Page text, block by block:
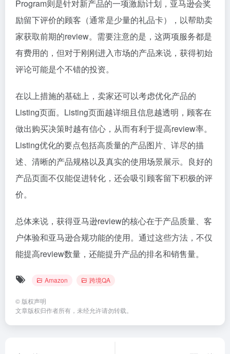
Program则是针对新产品的一项激励计划，亚马逊会奖
励留下评价的顾客（通常是少量的礼品卡），以帮助卖
家获取前期的review。需要注意的是，这两项服务都是
有费用的，但对于刚刚进入市场的产品来说，获得初始
评论可能是个不错的投资。
在以上措施的基础上，卖家还可以考虑优化产品的
Listing页面。Listing页面越详细且信息越透明，顾客在
做出购买决策时越有信心，从而有利于提高review率。
Listing优化的要点包括高质量的产品图片、详尽的描
述、清晰的产品规格以及真实的使用场景展示。良好的
产品页面不仅能促进转化，还会吸引顾客留下积极的评
价。
总体来说，获得亚马逊review的核心在于产品质量、客
户体验和亚马逊合规功能的使用。通过这些方法，不仅
能提高review数量，还能提升产品的排名和销售量。
Amazon 跨境QA
© 版权声明
文章版权归作者所有，未经允许请勿转载。